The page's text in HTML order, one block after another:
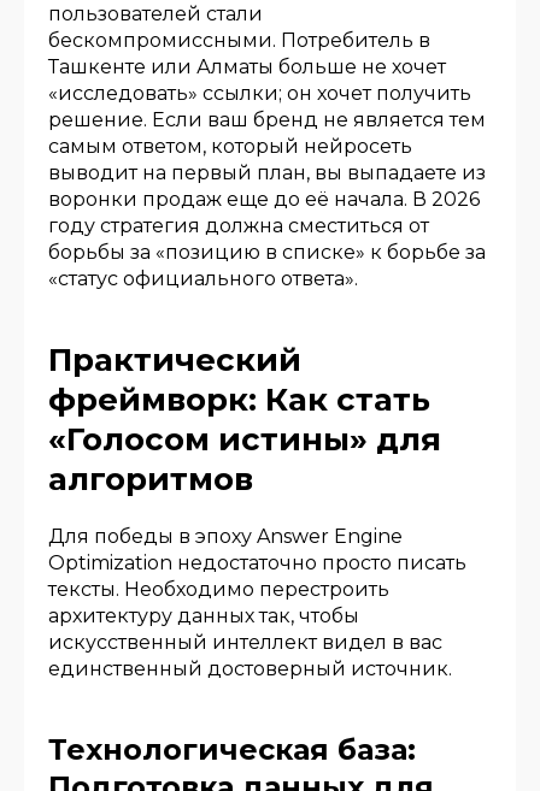
пользователей стали
бескомпромиссными. Потребитель в
Ташкенте или Алматы больше не хочет
«исследовать» ссылки; он хочет получить
решение. Если ваш бренд не является тем
самым ответом, который нейросеть
выводит на первый план, вы выпадаете из
воронки продаж еще до её начала. В 2026
году стратегия должна сместиться от
борьбы за «позицию в списке» к борьбе за
«статус официального ответа».
Практический
фреймворк: Как стать
«Голосом истины» для
алгоритмов
Для победы в эпоху Answer Engine
Optimization недостаточно просто писать
тексты. Необходимо перестроить
архитектуру данных так, чтобы
искусственный интеллект видел в вас
единственный достоверный источник.
Технологическая база: